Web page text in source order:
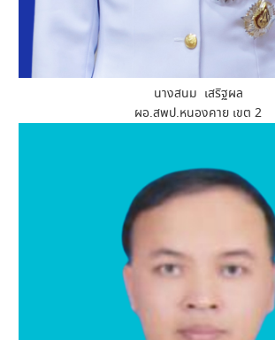
นางสนม เสริฐผล
ผอ.สพป.หนองคาย เขต 2